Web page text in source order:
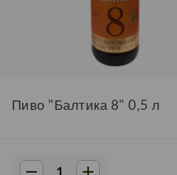
Пиво "Балтика 8" 0,5 л